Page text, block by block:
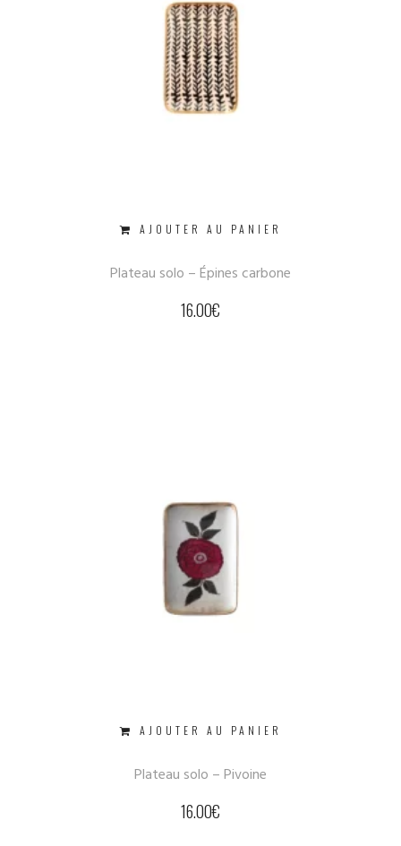
AJOUTER AU PANIER
Plateau solo – Épines carbone
16.00€
AJOUTER AU PANIER
Plateau solo – Pivoine
16.00€